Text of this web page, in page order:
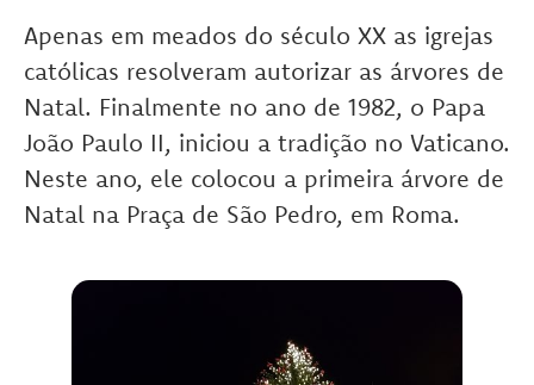
Apenas em meados do século XX as igrejas
católicas resolveram autorizar as árvores de
Natal. Finalmente no ano de 1982, o Papa
João Paulo II, iniciou a tradição no Vaticano.
Neste ano, ele colocou a primeira árvore de
Natal na Praça de São Pedro, em Roma.